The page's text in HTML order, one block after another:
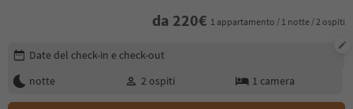
da 220€ 1 appartamento / 1 notte / 2 ospiti
Modifica i dettagli della prenotazione
Date del check-in e check-out
notte
2 ospiti 1 camera